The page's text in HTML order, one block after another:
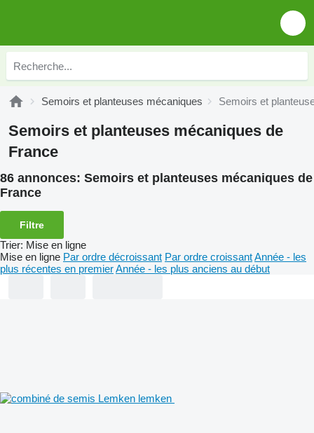
Semoirs et planteuses mécaniques Semoirs et
Semoirs et planteuses mécaniques de
France
86 annonces: Semoirs et planteuses mécaniques de
France
Filtre
Trier: Mise en ligne
Mise en ligne Par ordre décroissant Par ordre croissantAnnée - les
plus récentes en premierAnnée - les plus anciens au début